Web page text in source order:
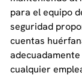
para el equipo
seguridad
cuentas
cualquier